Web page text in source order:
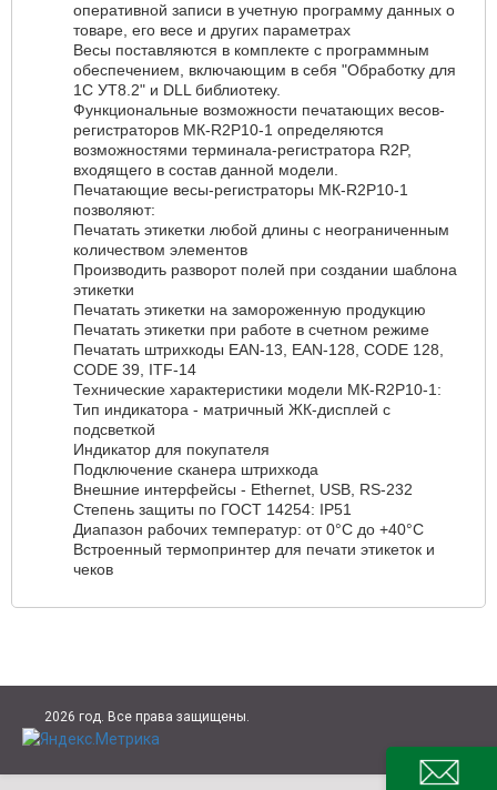
оперативной записи в учетную программу данных о
товаре, его весе и других параметрах
Весы поставляются в комплекте с программным
обеспечением, включающим в себя "Обработку для
1С УТ8.2" и DLL библиотеку.
Функциональные возможности печатающих весов-
регистраторов МК-R2P10-1 определяются
возможностями терминала-регистратора R2P,
входящего в состав данной модели.
Печатающие весы-регистраторы МК-R2P10-1
позволяют:
Печатать этикетки любой длины с неограниченным
количеством элементов
Производить разворот полей при создании шаблона
этикетки
Печатать этикетки на замороженную продукцию
Печатать этикетки при работе в счетном режиме
Печатать штрихкоды EAN-13, EAN-128, CODE 128,
CODE 39, ITF-14
Технические характеристики модели МК-R2P10-1:
Тип индикатора - матричный ЖК-дисплей с
подсветкой
Индикатор для покупателя
Подключение сканера штрихкода
Внешние интерфейсы - Ethernet, USB, RS-232
Степень защиты по ГОСТ 14254: IP51
Диапазон рабочих температур: от 0°C до +40°C
Встроенный термопринтер для печати этикеток и
чеков
2026 год. Все права защищены.